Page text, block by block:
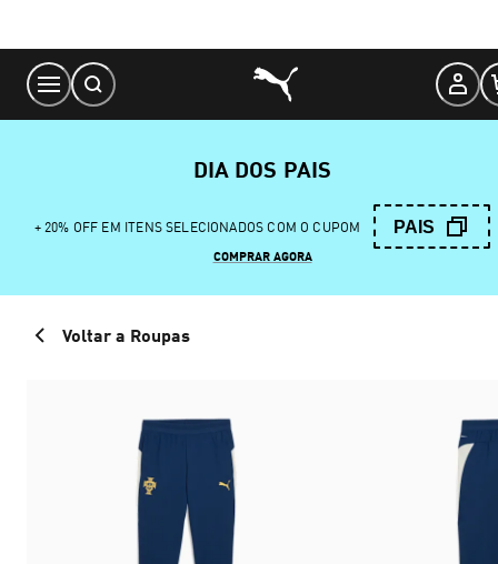
Content
DIA DOS PAIS
+ 20% OFF EM ITENS SELECIONADOS COM O CUPOM PAIS
COMPRAR AGORA
Voltar a Roupas